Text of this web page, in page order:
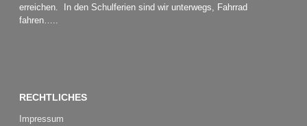
erreichen. In den Schulferien sind wir unterwegs, Fahrrad
fahren…..
RECHTLICHES
Impressum